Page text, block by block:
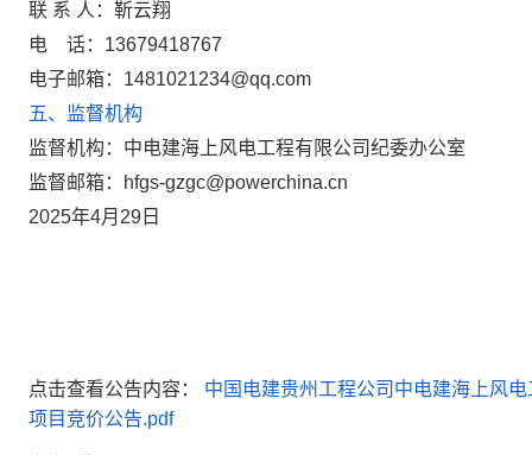
联 系 人：靳云翔
电
话：13679418767
电子邮箱：1481021234@qq.com
五、监督机构
监督机构：中电建海上风电工程有限公司纪委办公室
监督邮箱：hfgs-gzgc@powerchina.cn
2025年4月29日
点击查看公告内容： 中国电建贵州工程公司中电建海上风
项目竞价公告.pdf